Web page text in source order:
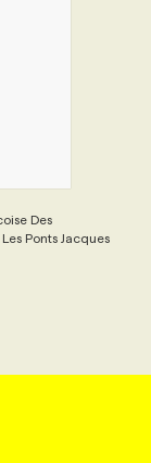
Des
Ponts Jacques